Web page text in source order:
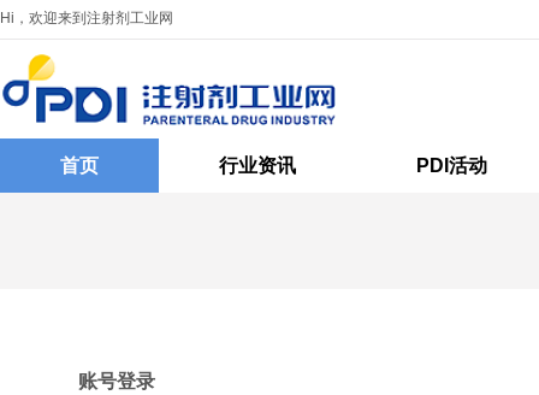
Hi，欢迎来到注射剂工业网
首页 行业资讯 PDI活动
账号登录